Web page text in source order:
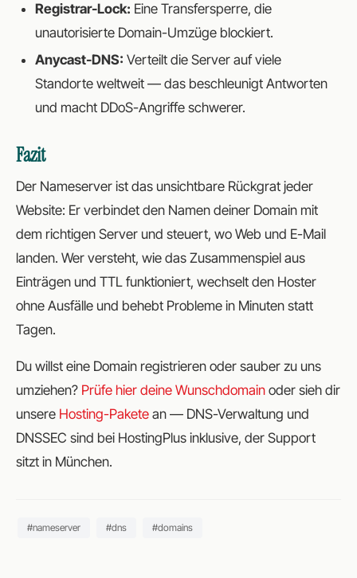
Registrar-Lock: Eine Transfersperre, die
unautorisierte Domain-Umzüge blockiert.
Anycast-DNS: Verteilt die Server auf viele
Standorte weltweit — das beschleunigt Antworten
und macht DDoS-Angriffe schwerer.
Fazit
Der Nameserver ist das unsichtbare Rückgrat jeder
Website: Er verbindet den Namen deiner Domain mit
dem richtigen Server und steuert, wo Web und E-Mail
landen. Wer versteht, wie das Zusammenspiel aus
Einträgen und TTL funktioniert, wechselt den Hoster
ohne Ausfälle und behebt Probleme in Minuten statt
Tagen.
Du willst eine Domain registrieren oder sauber zu uns
umziehen? Prüfe hier deine Wunschdomain oder sieh dir
unsere Hosting-Pakete an — DNS-Verwaltung und
DNSSEC sind bei HostingPlus inklusive, der Support
sitzt in München.
#nameserver #dns #domains